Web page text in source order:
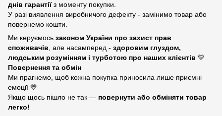
днів гарантіїз моменту покупки.
У разі виявлення виробничого дефекту - замінимо товар або
повернемо кошти.
Ми керуємось законом України про захист прав
споживачів , але насамперед - здоровим глуздом,
людським розумінням і турботою про наших клієнтів 💛
Повернення та обмін
Ми прагнемо, щоб кожна покупка приносила лише приємні
емоції 💛
Якщо щось пішло не так — повернути або обміняти товар
легко!